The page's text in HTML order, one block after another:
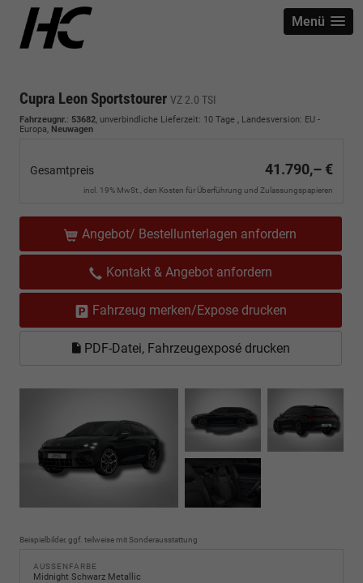
Menü
Cupra Leon Sportstourer VZ 2.0 TSI
Fahrzeugnr.: 53682, unverbindliche Lieferzeit: 10 Tage , Landesversion: EU -
Europa, Neuwagen
Gesamtpreis 41.790,– €
incl. 19% MwSt., den Kosten für Überführung und Zulassungspapieren
Angebot/ Bestellunterlagen anfordern
Kontakt & Angebot anfordern
Fahrzeug merken/Expose drucken
PDF-Datei, Fahrzeugexposé drucken
Beispielbilder, ggf. teilweise mit Sonderausstattung
AUSSENFARBE
Midnight Schwarz Metallic